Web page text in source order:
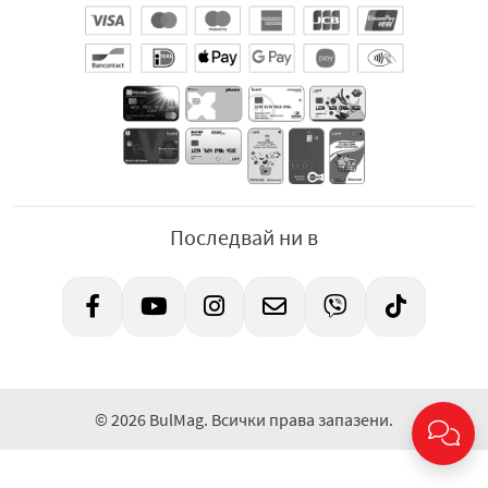
Добър апетит!
Производител:„КЕНДИ“ ООД, гр. Банкя 1320, ул.
„София“ 101, тел: +359 2 99 77 374, +359 2 99 77 375, +359
2 99 77 376, e-mail:office@kendy.com,www.picantina.bg
Последвай ни в
© 2026 BulMag. Всички права запазени.